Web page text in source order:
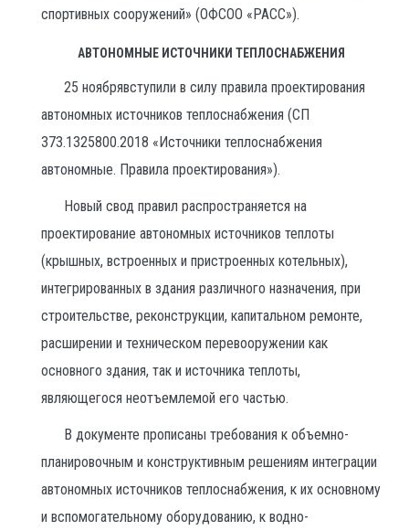
спортивных сооружений» (ОФСОО «РАСС»).
АВТОНОМНЫЕ ИСТОЧНИКИ ТЕПЛОСНАБЖЕНИЯ
25 ноябрявступили в силу правила проектирования
автономных источников теплоснабжения (СП
373.1325800.2018 «Источники теплоснабжения
автономные. Правила проектирования»).
Новый свод правил распространяется на
проектирование автономных источников теплоты
(крышных, встроенных и пристроенных котельных),
интегрированных в здания различного назначения, при
строительстве, реконструкции, капитальном ремонте,
расширении и техническом перевооружении как
основного здания, так и источника теплоты,
являющегося неотъемлемой его частью.
В документе прописаны требования к объемно-
планировочным и конструктивным решениям интеграции
автономных источников теплоснабжения, к их основному
и вспомогательному оборудованию, к водно-